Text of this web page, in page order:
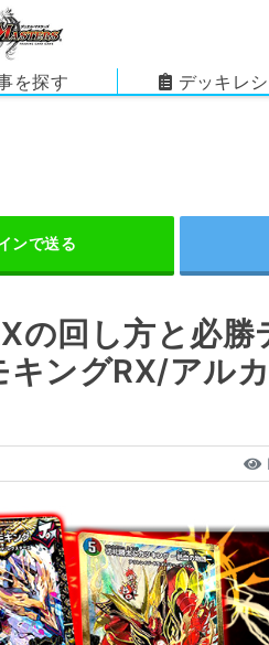
を探す デッキレ
の回し方と必
ングRX/アル